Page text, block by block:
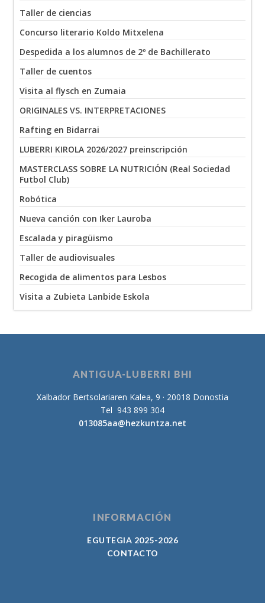
Taller de ciencias
Concurso literario Koldo Mitxelena
Despedida a los alumnos de 2º de Bachillerato
Taller de cuentos
Visita al flysch en Zumaia
ORIGINALES VS. INTERPRETACIONES
Rafting en Bidarrai
LUBERRI KIROLA 2026/2027 preinscripción
MASTERCLASS SOBRE LA NUTRICIÓN (Real Sociedad
Futbol Club)
Robótica
Nueva canción con Iker Lauroba
Escalada y piragüismo
Taller de audiovisuales
Recogida de alimentos para Lesbos
Visita a Zubieta Lanbide Eskola
ANTIGUA-LUBERRI BHI
Xalbador Bertsolariaren Kalea, 9 · 20018 Donostia
Tel 943 899 304
013085aa@hezkuntza.net
INFORMACIÓN
EGUTEGIA 2025-2026
CONTACTO